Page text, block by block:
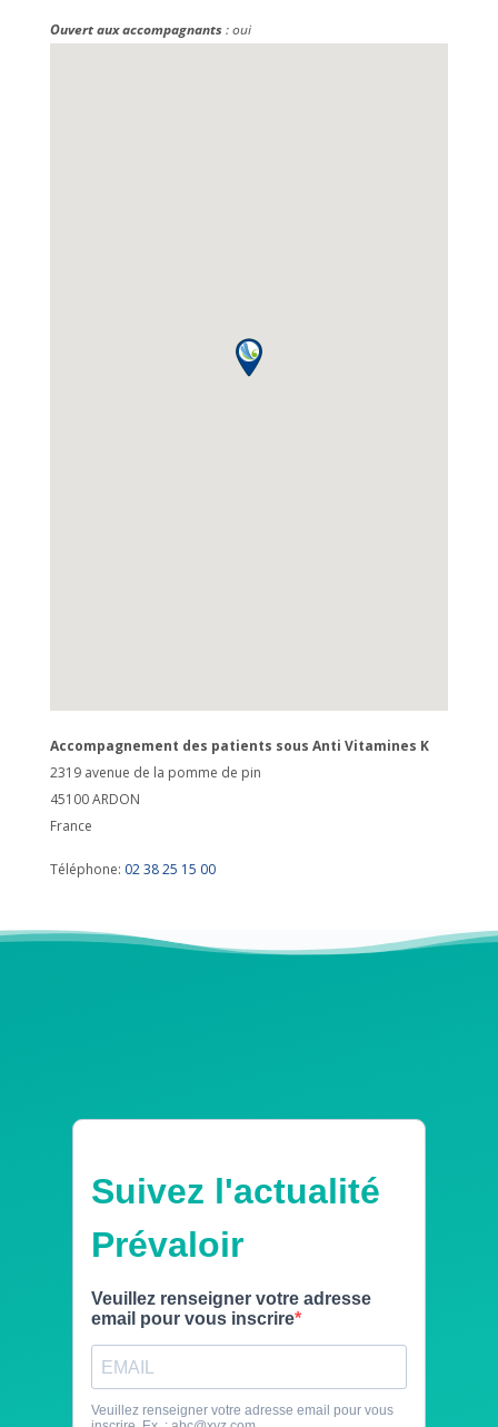
Ouvert aux accompagnants: oui
Accompagnement des patients sous Anti Vitamines K
2319 avenue de la pomme de pin
45100ARDON
France
Téléphone: 02 38 25 15 00